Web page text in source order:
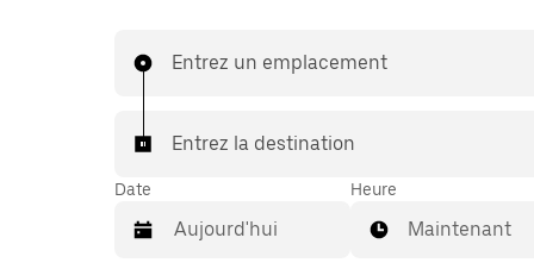
Entrez un emplacement
Entrez la destination
Date Heure
Maintenant